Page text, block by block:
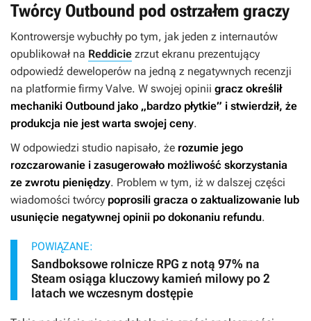
Twórcy Outbound pod ostrzałem graczy
Kontrowersje wybuchły po tym, jak jeden z internautów
opublikował na Reddicie zrzut ekranu prezentujący
odpowiedź deweloperów na jedną z negatywnych recenzji
na platformie firmy Valve. W swojej opinii gracz określił
mechaniki Outbound jako „bardzo płytkie” i stwierdził, że
produkcja nie jest warta swojej ceny.
W odpowiedzi studio napisało, że rozumie jego
rozczarowanie i zasugerowało możliwość skorzystania
ze zwrotu pieniędzy. Problem w tym, iż w dalszej części
wiadomości twórcy poprosili gracza o zaktualizowanie lub
usunięcie negatywnej opinii po dokonaniu refundu.
POWIĄZANE:
Sandboksowe rolnicze RPG z notą 97% na
Steam osiąga kluczowy kamień milowy po 2
latach we wczesnym dostępie